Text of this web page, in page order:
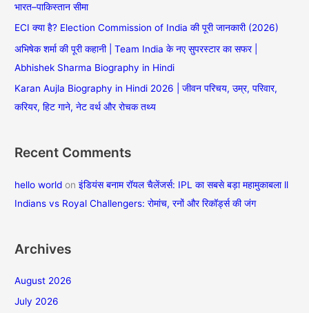
o
r
:
भारत–पाकिस्तान सीमा
ECI क्या है? Election Commission of India की पूरी जानकारी (2026)
अभिषेक शर्मा की पूरी कहानी | Team India के नए सुपरस्टार का सफर |
Abhishek Sharma Biography in Hindi
Karan Aujla Biography in Hindi 2026 | जीवन परिचय, उम्र, परिवार,
करियर, हिट गाने, नेट वर्थ और रोचक तथ्य
Recent Comments
hello world onइंडियंस बनाम रॉयल चैलेंजर्स: IPL का सबसे बड़ा महामुकाबला ll
Indians vs Royal Challengers: रोमांच, रनों और रिकॉर्ड्स की जंग
Archives
August 2026
July 2026